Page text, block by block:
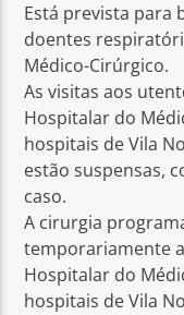
Está prevista para
doentes
Médico-Cirúrgico.
As visitas aos
Hospitalar do
hospitais de Vila
estão suspensas,
caso.
A cirurgia
temporariamente
Hospitalar do
hospitais de Vila